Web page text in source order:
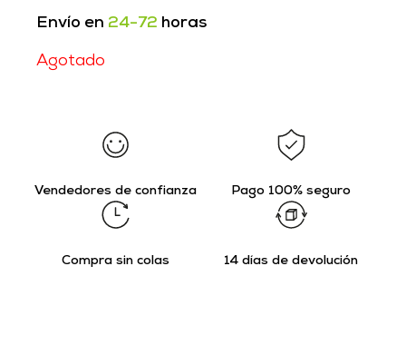
Envío en 24-72 horas
Agotado
Vendedores de confianza Pago 100% seguro
Compra sin colas 14 días de devolución